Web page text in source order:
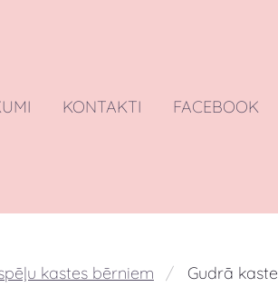
KONTAKTI FACEBOOK
kastes bērniem Gudrā kaste